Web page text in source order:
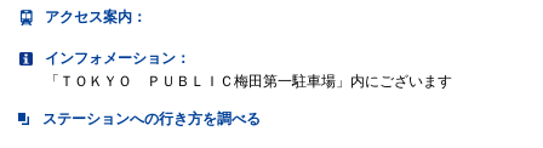
アクセス案内 ：
インフォメーション：
「ＴＯＫＹＯ ＰＵＢＬＩＣ梅田第一駐車場」内にございます
ステーションへの行き方を調べる